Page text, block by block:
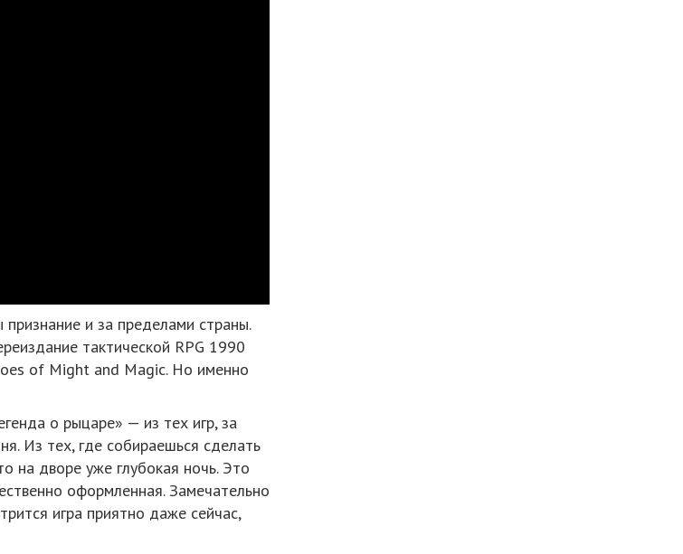
и за пределами страны.
тактической RPG 1990
of Might and Magic. Но именно
о рыцаре» — из тех игр, за
Из тех, где собираешься сделать
на дворе уже глубокая ночь. Это
оформленная. Замечательно
игра приятно даже сейчас,